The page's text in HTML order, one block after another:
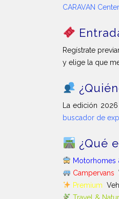
CARAVAN Center
Regístrate
y elige la que
La edición
buscador de
¿Qué
Motorhomes
Campervans
Premium